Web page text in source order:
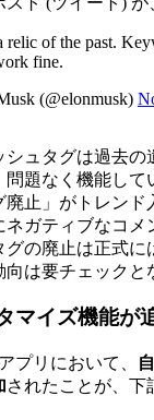
relic of the past.
fine.
(@elonmusk)
ュタグは過去の
題​​なく機能して
廃止」がトレン
ガティブなコメ
グの廃止は正式に
は要チェックと
マイズ機能が
プリにおいて、
されたことが、下